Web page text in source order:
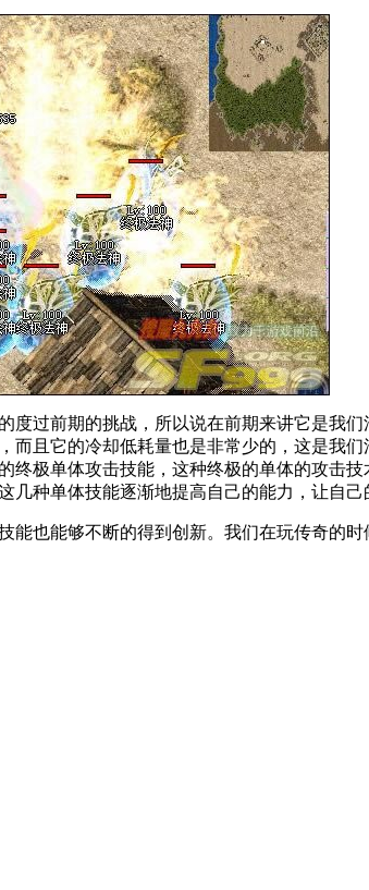
过前期的挑战，所以说在前期来讲它是我
且它的冷却低耗量也是非常少的，这是我
极单体攻击技能，这种终极的单体的攻击
种单体技能逐渐地提高自己的能力，让自己
也能够不断的得到创新。我们在玩传奇的